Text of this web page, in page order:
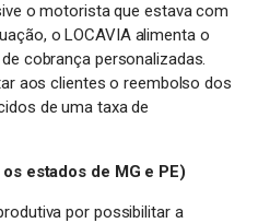
o motorista que estava com
o LOCAVIA alimenta o
cobrança personalizadas.
aos clientes o reembolso dos
de uma taxa de
estados de MG e PE)
por possibilitar a